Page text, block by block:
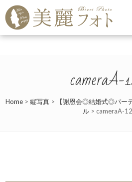
cameraA-
Home> 縦写真>
【謝恩会◎結婚式◎パー
ル > cameraA-